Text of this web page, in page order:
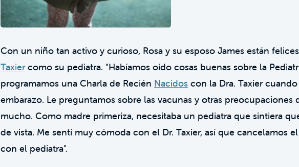
Con un niño tan activo y curioso, Rosa y su esposo James están
Taxiercomo su pediatra. "Habíamos oído cosas buenas sobre la
programamos una Charla de Recién Nacidos con la Dra. Taxier
embarazo. Le preguntamos sobre las vacunas y otras preocupaciones
mucho. Como madre primeriza, necesitaba un pediatra que sintiera
de vista. Me sentí muy cómoda con el Dr. Taxier, así que cancelamos
con el pediatra".